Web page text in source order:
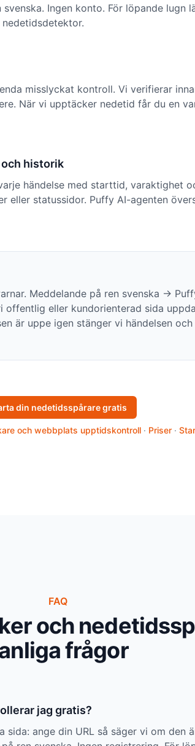
Ingen konto. För löpande lugn
misslyckat kontroll. Vi verifierar
När vi upptäcker nedetid får du en
historik
händelse med starttid, varaktighet
eller statussidor. Puffy AI-agenten
Meddelande på ren svenska →
eller kundorienterad sida
är uppe igen stänger vi händelsen
din nedetidsspårare gratis
och webbplats upptidskontroll· Priser·
FAQ
och
frågor
jag gratis?
ange din URL så säger vi om den